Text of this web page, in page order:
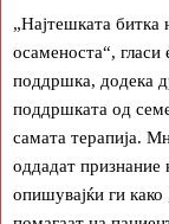
„Најтешката битка
осаменоста“,
поддршка, додека
поддршката од
самата терапија.
оддадат признание
опишувајќи ги како